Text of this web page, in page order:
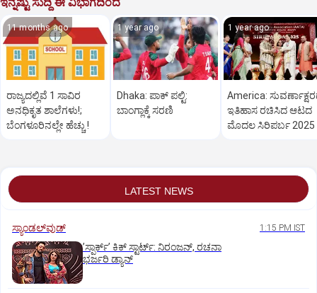
11 months ago
ರಾಜ್ಯದಲ್ಲಿವೆ 1 ಸಾವಿರ
ಅನಧಿಕೃತ ಶಾಲೆಗಳು!;
ಬೆಂಗಳೂರಿನಲ್ಲೇ ಹೆಚ್ಚು !
1 year ago
Dhaka: ಪಾಕ್‌ ಪಲ್ಟಿ:
ಬಾಂಗ್ಲಾಕ್ಕೆ ಸರಣಿ
1 year ago
America:
ಇತಿಹಾಸ ರಚಿಸಿದ ಆಟದ
ಮೊದಲ ಸಿರಿಪರ್ಬ 2025
LATEST NEWS
ಸ್ಯಾಂಡಲ್‌ವುಡ್‌ 1:15 PM IST
ʼಸ್ಪಾರ್ಕ್ʼ ಕಿಕ್‌ ಸ್ಟಾರ್ಟ್‌: ನಿರಂಜನ್‌, ರಚನಾ
ಭರ್ಜರಿ ಡ್ಯಾನ್‌